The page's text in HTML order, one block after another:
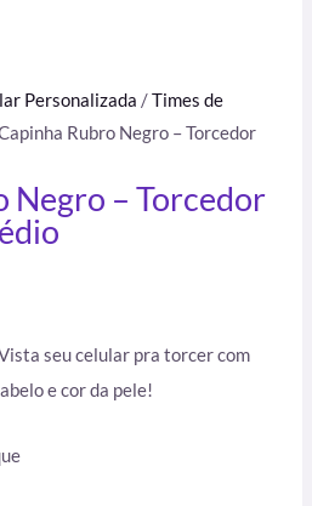
Personalizada /Times de
Rubro Negro – Torcedor
Negro – Torcedor
seu celular pra torcer com
e cor da pele!